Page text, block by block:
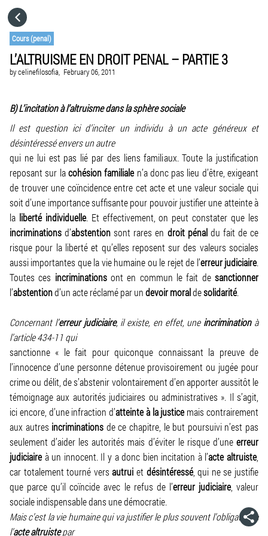
Cours (penal)
L’ALTRUISME EN DROIT PENAL – PARTIE 3
bycelinefilosofia, February 06, 2011
B) L’incitation à l’altruisme dans la sphère sociale
Il est question ici d’inciter un individu à un acte généreux et
désintéressé envers un autre
qui ne lui est pas lié par des liens familiaux. Toute la justification
reposant sur lacohésionfamiliale n’a donc pas lieu d’être, exigeant
de trouver une coïncidence entre cet acte et une valeur sociale qui
soit d’une importance suffisante pour pouvoir justifier une atteinte à
la liberté individuelle. Et effectivement, on peut constater que les
incriminationsd’abstentionsont rares en droit pénal du fait de ce
risque pour la liberté et qu’elles reposent sur des valeurs sociales
aussi importantes que la vie humaine ou le rejet de l’erreur judiciaire.
Toutes ces incriminationsont en commun le fait desanctionner
l’abstentiond’un acte réclamé par undevoirmoraldesolidarité.
Concernant l’erreur judiciaire, il existe, en effet, une incrimination à
l’article 434-11 qui
sanctionne « le fait pour quiconque connaissant la preuve de
l’innocence d’une personne détenue provisoirement ou jugée pour
crime ou délit, de s’abstenir volontairement d’en apporter aussitôt le
témoignage aux autorités judiciaires ou administratives ». Il s’agit,
ici encore, d’une infraction d’atteinte à la justicemais contrairement
aux autres incriminations de ce chapitre, le but poursuivi n’est pas
seulement d’aider les autorités mais d’éviter le risque d’une erreur
judiciaireà un innocent. Il y a donc bien incitation à l’acte altruiste,
car totalement tourné versautruiet désintéressé, qui ne se justifie
que parce qu’il coïncide avec le refus de l’erreur judiciaire, valeur
sociale indispensable dans une démocratie.
Mais c’est la vie humaine qui va justifier le plus souvent l’obligation à
l’acte altruistepar
CATEGORIES
VISIT WEBSITE